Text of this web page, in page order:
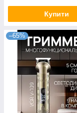
Купити
–65%